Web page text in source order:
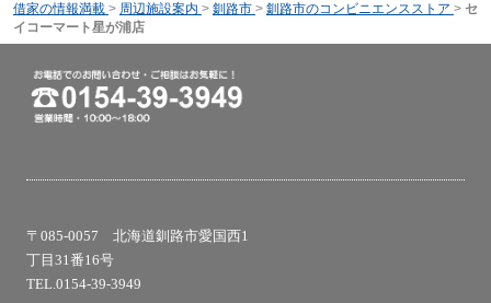
借家の情報満載 > 周辺施設案内 > 釧路市 > 釧路市のコンビニエンスストア > セ
イコーマート星が浦店
〒085-0057 北海道釧路市愛国西1
丁目31番16号
TEL.0154-39-3949